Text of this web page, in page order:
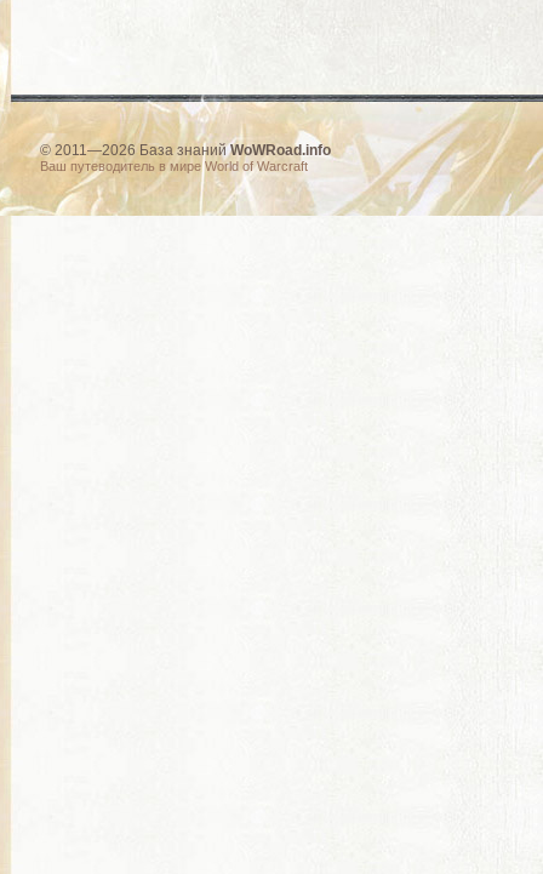
© 2011—2026 База знанийWoWRoad.info
Ваш путеводитель в мире World of Warcraft